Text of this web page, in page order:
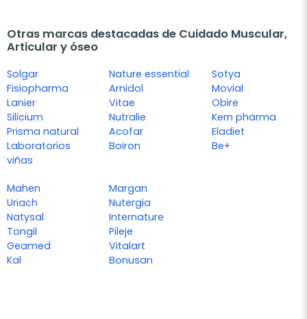
Otras marcas destacadas de Cuidado Muscular,
Articular y óseo
Solgar
Fisiopharma
Lanier
Silicium
Prisma natural
Laboratorios
viñas
Nature essential
Arnidol
Vitae
Nutralie
Acofar
Boiron
Sotya
Movial
Obire
Kern pharma
Eladiet
Be+
Mahen
Uriach
Natysal
Tongil
Geamed
Kal
Margan
Nutergia
Internature
Pileje
Vitalart
Bonusan